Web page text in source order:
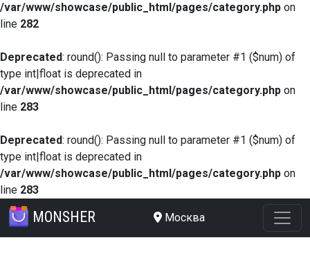
/var/www/showcase/public_html/pages/category.php on
line 282
Deprecated: round(): Passing null to parameter #1 ($num) of
type int|float is deprecated in
/var/www/showcase/public_html/pages/category.php on
line 283
Deprecated: round(): Passing null to parameter #1 ($num) of
type int|float is deprecated in
/var/www/showcase/public_html/pages/category.php on
line 283
MONSHER Москва